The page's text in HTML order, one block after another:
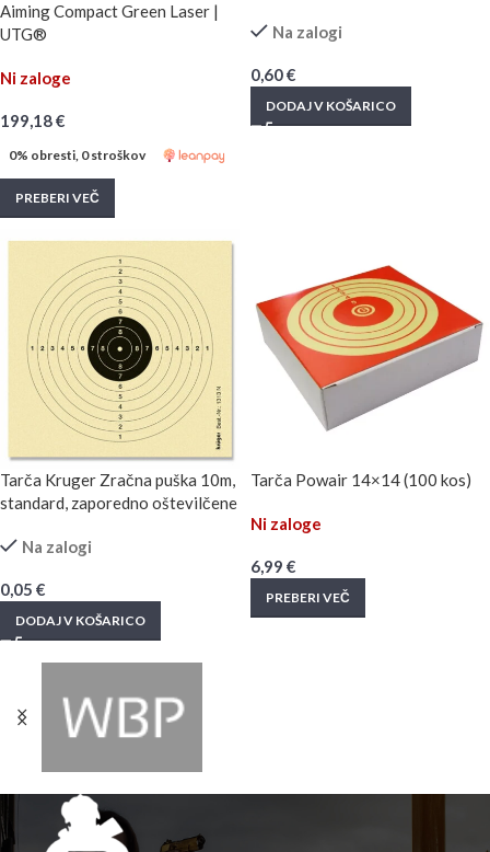
Aiming Compact Green Laser |
UTG®
Ni zaloge
199,18€
0% obresti, 0 stroškov
PREBERI VEČ
Na zalogi
0,60€
DODAJ V KOŠARICO
Tarča Kruger Zračna puška 10m,
standard, zaporedno oštevilčene
Na zalogi
0,05 €
DODAJ V KOŠARICO
Tarča Powair 14×14 (100 kos)
Ni zaloge
6,99 €
PREBERI VEČ